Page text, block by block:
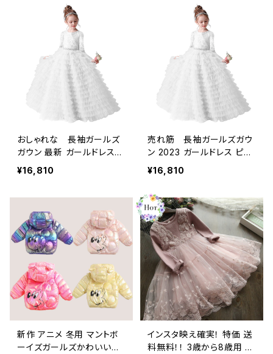
おしゃれな 長袖ガールズ
ガウン 最新 ガールドレス
ピアノコンペティション 宴
会 チュール ジュニアコンサ
¥16,810
売れ筋 長袖ガールズガウ
ン 2023 ガールドレス ピア
ノコンペティション 宴会 チ
ュール ジュニアコンサート
¥16,810
新作 アニメ 冬用 マントボ
ーイズガールズかわいい暖
インスタ映え確実！ 特価 送
料無料！！ 3歳から8歳用 秋